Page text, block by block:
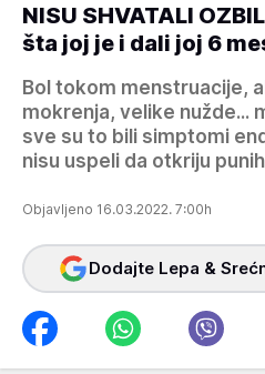
NISU SHVATALI
šta joj je i dali joj 6
Bol tokom menstruacije,
mokrenja, velike nužde...
sve su to bili simptomi
nisu uspeli da otkriju
Objavljeno 16.03.2022. 7:00h
Dodajte Lepa &